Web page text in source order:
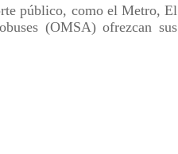
público, como el Metro, El
(OMSA) ofrezcan sus